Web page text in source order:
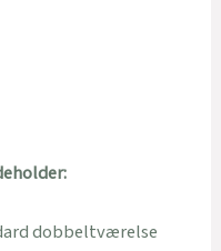
dobbeltværelse